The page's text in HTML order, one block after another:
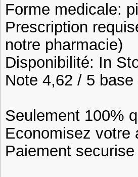
Forme medicale:
Prescription
notre pharmacie)
Disponibilité: In
Note 4,62 / 5
Seulement 100%
Economisez votre
Paiement securise